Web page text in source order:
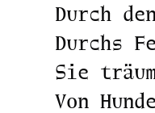
Durch
Durchs
Sie
Von